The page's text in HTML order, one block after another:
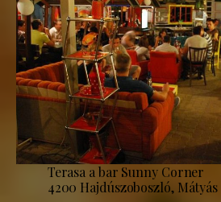
Terasa a bar Sunny Corner
4200 Hajdúszoboszló,